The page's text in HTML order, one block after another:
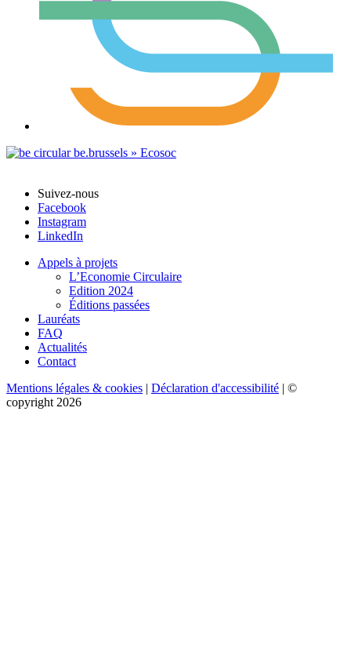
Suivez-nous
Facebook
Instagram
LinkedIn
Appels à projets
L’Economie Circulaire
Edition 2024
Éditions passées
Lauréats
FAQ
Actualités
Contact
Mentions légales & cookies | Déclaration d'accessibilité | ©
copyright 2026